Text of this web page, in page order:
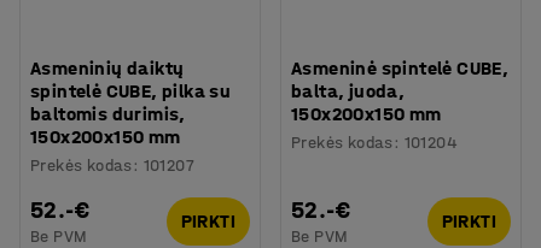
Asmeninių daiktų
spintelė CUBE, pilka su
baltomis durimis,
150x200x150 mm
Prekės kodas : 101207
52.-€
Be PVM
PIRKTI
Asmeninė spintelė CUBE,
balta, juoda,
150x200x150 mm
Prekės kodas : 101204
52.-€
Be PVM
PIRKTI